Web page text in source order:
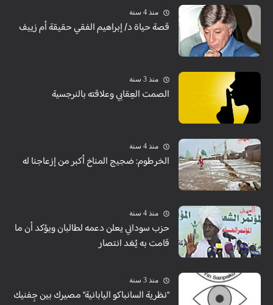
منذ 4 سنة
قصة حياة د/ إبراهيم الفقي حقيقة أم زييف
منذ 3 سنة
الصمت العِقابي وعلاقته بالنرجسية
منذ 4 سنة
الخرطوم: ضجيج المناخ أكبر من إزعاجنا له
منذ 4 سنة
حزب سوداني يعلن دعمه لطالبان ويؤكد أن ما
قامت به يُعَد انتصار
منذ 3 سنة
"نظرية السانباكو اليابانية" مصيرك بين جِفنيك